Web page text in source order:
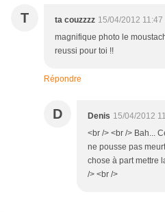
T ta couzzzz 15/04/2012 11:47
magnifique photo le
reussi pour toi !!
Répondre
D Denis 15/04/2012
<br /> <br /> Bah...
ne pousse pas
chose à part mettre
/> <br />